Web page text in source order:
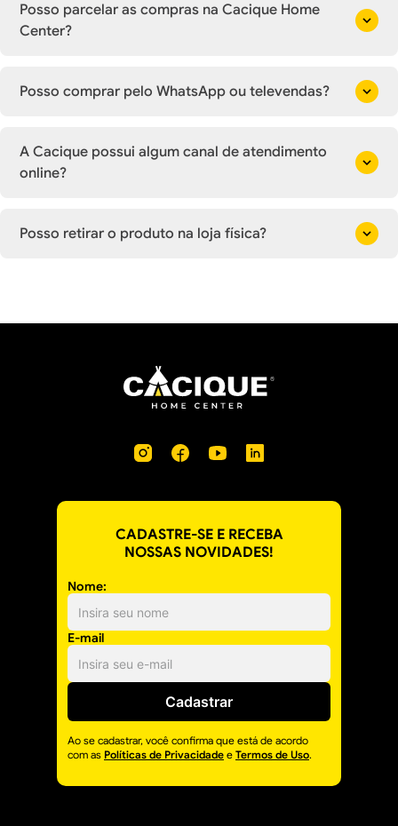
Posso parcelar as compras na Cacique Home
Center?
Posso comprar pelo WhatsApp ou televendas?
A Cacique possui algum canal de atendimento
online?
Posso retirar o produto na loja física?
CADASTRE-SE E RECEBA
NOSSAS NOVIDADES!
Nome:
E-mail
Cadastrar
Ao se cadastrar, você confirma que está de acordo
com as Políticas de Privacidade e Termos de Uso.